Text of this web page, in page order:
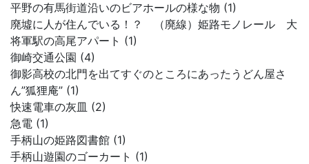
平野の有馬街道沿いのビアホールの様な物 (1)
廃墟に人が住んでいる！？ （廃線）姫路モノレール 大
将軍駅の高尾アパート (1)
御崎交通公園 (4)
御影高校の北門を出てすぐのところにあったうどん屋さ
ん”狐狸庵” (1)
快速電車の灰皿 (2)
急電 (1)
手柄山の姫路図書館 (1)
手柄山遊園のゴーカート (1)